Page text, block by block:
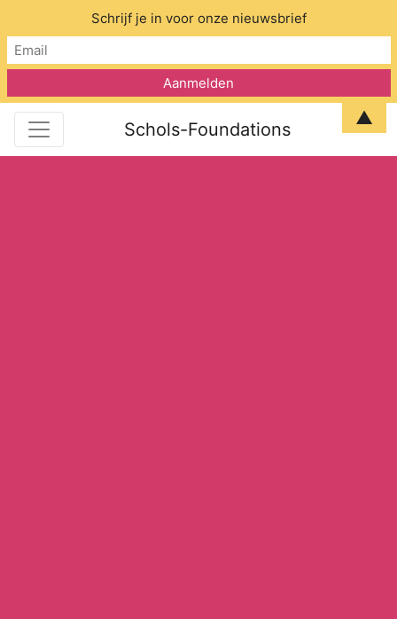
Schols-Foundations
Schrijf je in voor onze nieuwsbrief
▲